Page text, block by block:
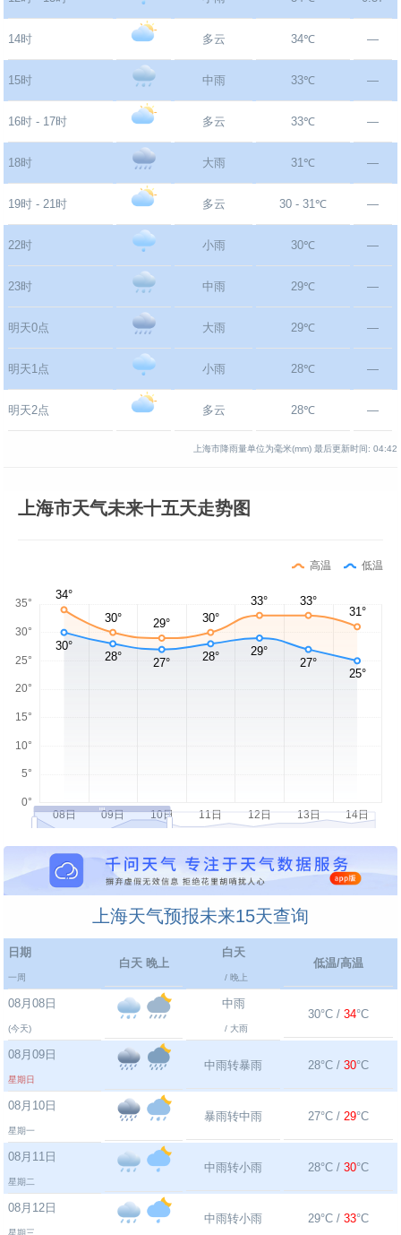
14时 多云 34℃ —
15时 中雨 33℃ —
16时 - 17时 多云 33℃ —
18时 大雨 31℃ —
19时 - 21时 多云 30 - 31℃ —
22时 小雨 30℃ —
23时 中雨 29℃ —
明天0点 大雨 29℃ —
明天1点 小雨 28℃ —
明天2点 多云 28℃ —
上海市降雨量单位为毫米(mm) 最后更新时间: 04:42
上海市天气未来十五天走势图
高温 低温
上海天气预报未来15天查询
日期
一周
白天 晚上
白天
/ 晚上
低温/高温
08月08日
(今天)
中雨
/ 大雨
30°C / 34°C
08月09日
星期日
中雨转暴雨 28°C / 30°C
08月10日
星期一
暴雨转中雨 27°C / 29°C
08月11日
星期二
中雨转小雨 28°C / 30°C
08月12日
星期三
中雨转小雨 29°C / 33°C